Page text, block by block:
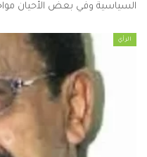
السياسية وفي بعض الأحيان
الرأي